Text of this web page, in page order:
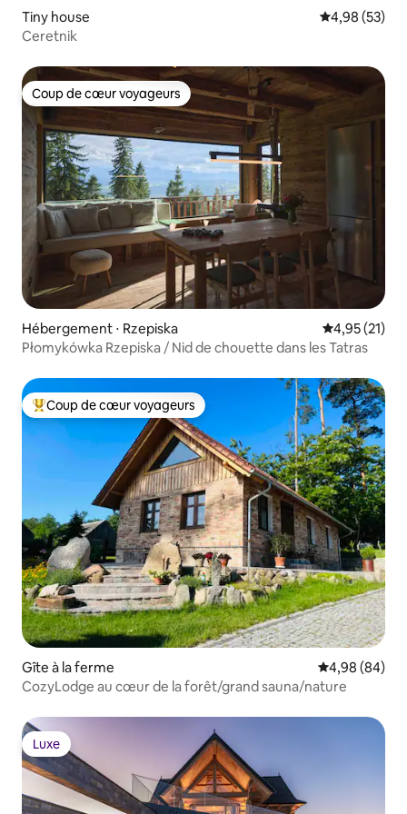
Tiny house Évaluation
4,98 (53)
Ceretnik
Coup de cœur voyageurs
Coup de cœur voyageurs
Hébergement ⋅ Rzepiska Évaluation
4,95 (21)
Płomykówka Rzepiska / Nid de chouette dans les Tatras
Coups de cœur voyageurs les plus appréciés
Coup de cœur voyageurs
Gîte à la ferme Évaluation
4,98 (84)
CozyLodge au cœur de la forêt/grand sauna/nature
Luxe
Luxe